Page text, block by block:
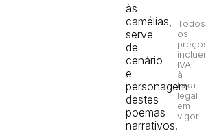
às
camélias,
serve
de
cenário
e
personagem
destes
poemas
narrativos.
Todos
os
IVA
à
taxa
legal
em
vigor.